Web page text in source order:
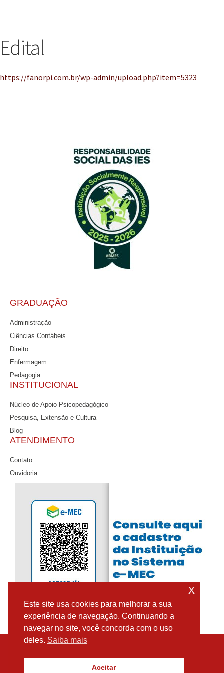
Edital
https://fanorpi.com.br/wp-admin/upload.php?item=5323
GRADUAÇÃO
Administração
Ciências Contábeis
Direito
Enfermagem
Pedagogia
INSTITUCIONAL
Núcleo de Apoio Psicopedagógico
Pesquisa, Extensão e Cultura
Blog
ATENDIMENTO
Contato
Ouvidoria
Diretora - Maria das Graças Ferreira de Campos Zurlo -
Este site usa cookies para melhorar a sua
experiência de navegação. Continuando a
navegar no site, você concorda com o uso
deles. Saiba mais
Aceitar
x